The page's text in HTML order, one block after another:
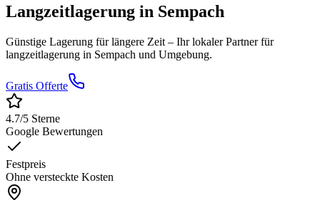
Langzeitlagerung in Sempach
Günstige Lagerung für längere Zeit – Ihr lokaler Partner für
langzeitlagerung in Sempach und Umgebung.
Gratis Offerte
4.7/5 Sterne
Google Bewertungen
Festpreis
Ohne versteckte Kosten